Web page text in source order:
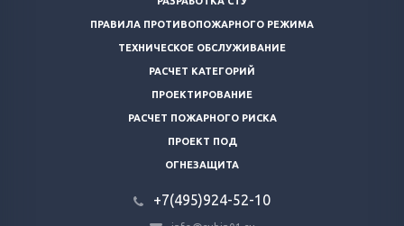
ПРАВИЛА ПРОТИВОПОЖАРНОГО РЕЖИМА
ТЕХНИЧЕСКОЕ ОБСЛУЖИВАНИЕ
РАСЧЕТ КАТЕГОРИЙ
ПРОЕКТИРОВАНИЕ
РАСЧЕТ ПОЖАРНОГО РИСКА
ПРОЕКТ ПОД
ОГНЕЗАЩИТА
+7(495)924-52-10